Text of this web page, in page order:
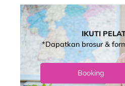
IKUTI
*Dapatkan brosur &
Booking